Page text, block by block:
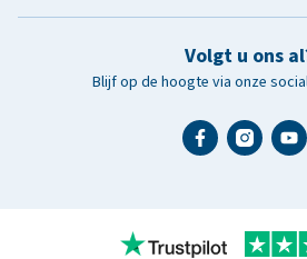
Volgt u ons
Blijf op de hoogte via onze